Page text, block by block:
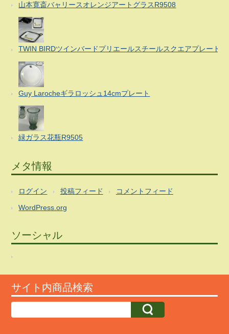
山本寛斎バャリースオレンジアートグラスR9508
TWIN BIRDツインバードプリエールスチールスクエアプレート
Guy Larocheギラロッシュ14cmプレート
緑ガラス花瓶R9505
メタ情報
ログイン 投稿フィード コメントフィード
WordPress.org
ソーシャル
サイト内商品検索